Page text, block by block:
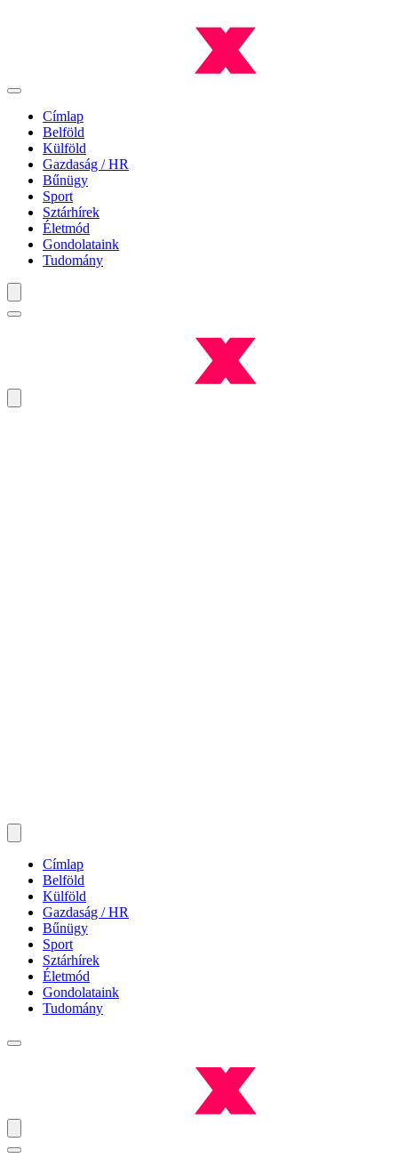
Címlap
Belföld
Külföld
Gazdaság / HR
Bűnügy
Sport
Sztárhírek
Életmód
Gondolataink
Tudomány
Címlap
Belföld
Külföld
Gazdaság / HR
Bűnügy
Sport
Sztárhírek
Életmód
Gondolataink
Tudomány